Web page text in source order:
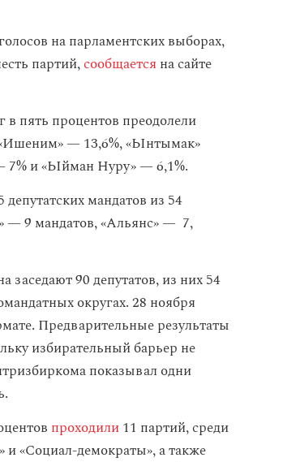
на парламентских выборах,
партий,сообщается на сайте
в пять процентов преодолели
«Ишеним» — 13,6%, «Ынтымак»
7% и «Ыйман Нуру» — 6,1%.
мандатов из 54
— 9 мандатов, «Альянс» — 7,
90 депутатов, из них 54
округах. 28 ноября
Предварительные результаты
избирательный барьер не
показывал одни
проходили11 партий, среди
«Социал-демократы», а также